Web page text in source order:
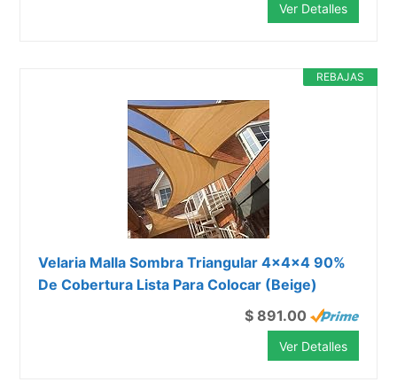
Ver Detalles
REBAJAS
Velaria Malla Sombra Triangular 4x4x4 90%
De Cobertura Lista Para Colocar (Beige)
$ 891.00
Ver Detalles